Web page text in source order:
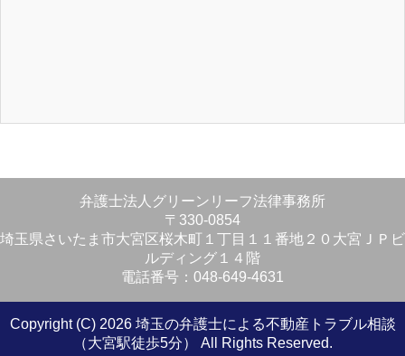
弁護士法人グリーンリーフ法律事務所
〒330-0854
埼玉県さいたま市大宮区桜木町１丁目１１番地２０大宮ＪＰビ
ルディング１４階
電話番号：048-649-4631
Copyright (C) 2026 埼玉の弁護士による不動産トラブル相談
（大宮駅徒歩5分） All Rights Reserved.